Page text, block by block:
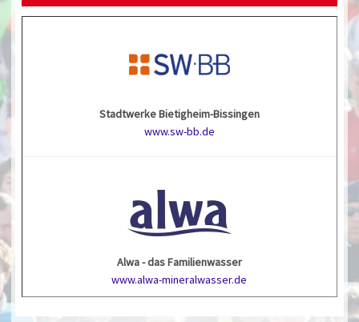
Stadtwerke Bietigheim-Bissingen
www.sw-bb.de
Alwa - das Familienwasser
www.alwa-mineralwasser.de